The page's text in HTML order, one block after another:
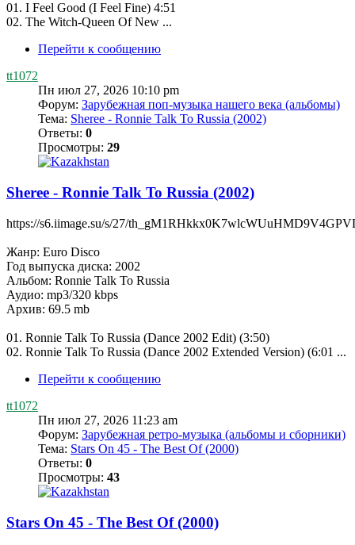
01. I Feel Good (I Feel Fine) 4:51
02. The Witch-Queen Of New ...
Перейти к сообщению
tt1072
Пн июл 27, 2026 10:10 pm
Форум: Зарубежная поп-музыка нашего века (альбомы)
Тема: Sheree - Ronnie Talk To Russia (2002)
Ответы: 0
Просмотры: 29
Sheree - Ronnie Talk To Russia (2002)
https://s6.iimage.su/s/27/
Жанр: Euro Disco
Год выпуска диска: 2002
Альбом: Ronnie Talk To Russia
Аудио: mp3/320 kbps
Архив: 69.5 mb
01. Ronnie Talk To Russia (Dance 2002 Edit) (3:50)
02. Ronnie Talk To Russia (Dance 2002 Extended Version) (6:01 ...
Перейти к сообщению
tt1072
Пн июл 27, 2026 11:23 am
Форум: Зарубежная ретро-музыка (альбомы и сборники)
Тема: Stars On 45 - The Best Of (2000)
Ответы: 0
Просмотры: 43
Stars On 45 - The Best Of (2000)